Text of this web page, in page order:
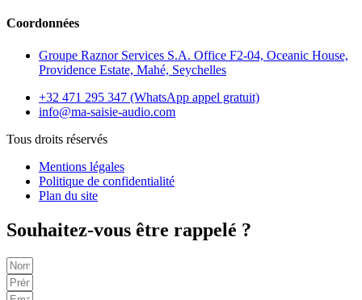
Coordonnées
Groupe Raznor Services S.A. Office F2-04, Oceanic House,
Providence Estate, Mahé, Seychelles
+32 471 295 347 (WhatsApp appel gratuit)
info@ma-saisie-audio.com
Tous droits réservés
Mentions légales
Politique de confidentialité
Plan du site
Souhaitez-vous être rappelé ?